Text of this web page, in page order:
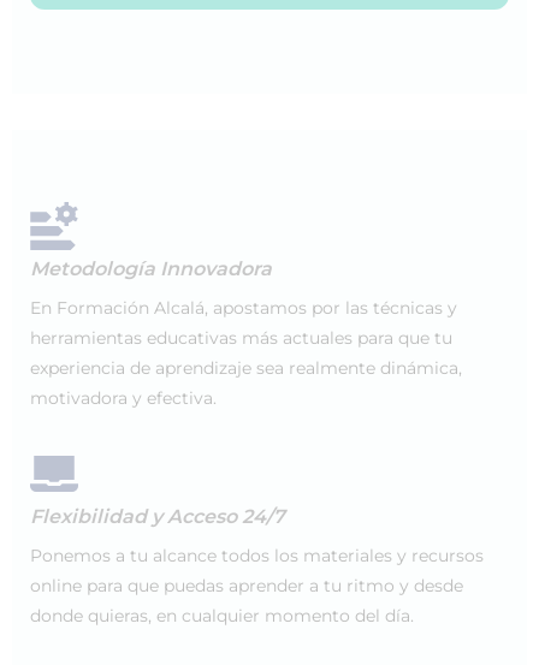
Metodología Innovadora
En Formación Alcalá, apostamos por las técnicas y
herramientas educativas más actuales para que tu
experiencia de aprendizaje sea realmente dinámica,
motivadora y efectiva.
Flexibilidad y Acceso 24/7
Ponemos a tu alcance todos los materiales y recursos
online para que puedas aprender a tu ritmo y desde
donde quieras, en cualquier momento del día.